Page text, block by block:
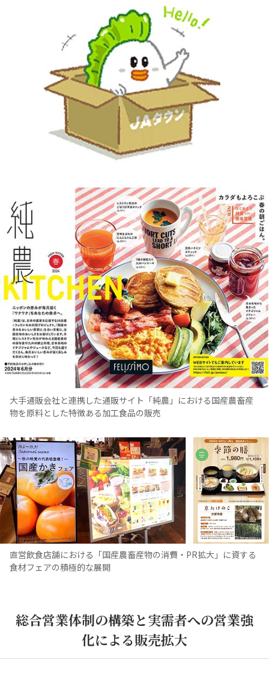
大手通販会社と連携した通販サイト「純農」における国産農畜産
物を原料とした特徴ある加工食品の販売
直営飲食店舗における「国産農畜産物の消費・PR拡大」に資する
食材フェアの積極的な展開
総合営業体制の構築と実需者への営業強
化による販売拡大